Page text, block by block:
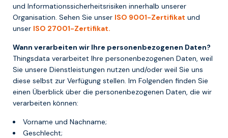
und Informationssicherheitsrisiken innerhalb unserer
Organisation. Sehen Sie unser ISO 9001-Zertifikat und
unser ISO 27001-Zertifikat.
Wann verarbeiten wir Ihre personenbezogenen Daten?
Thingsdata verarbeitet Ihre personenbezogenen Daten, weil
Sie unsere Dienstleistungen nutzen und/oder weil Sie uns
diese selbst zur Verfügung stellen. Im Folgenden finden Sie
einen Überblick über die personenbezogenen Daten, die wir
verarbeiten können:
Vorname und Nachname;
Geschlecht;